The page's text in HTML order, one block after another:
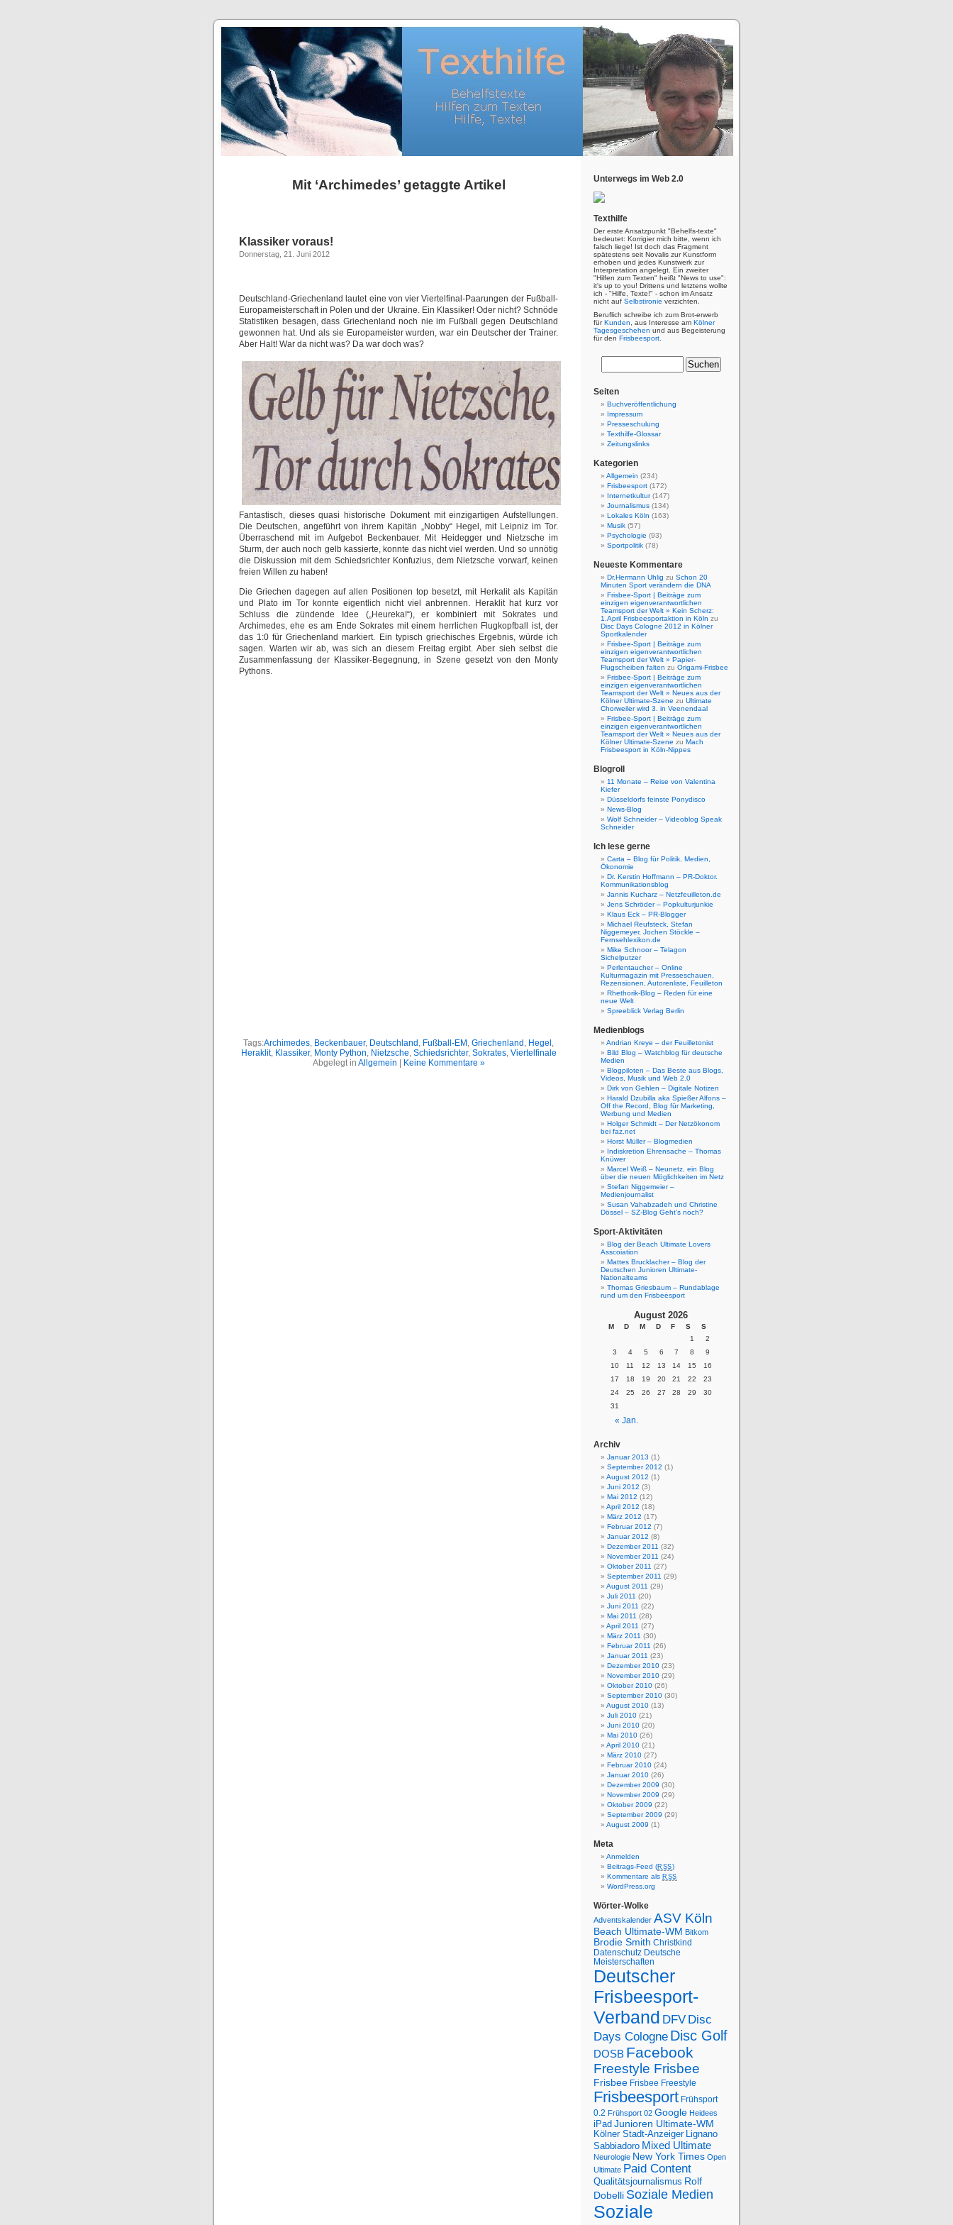
Mit ‘Archimedes’ getaggte Artikel
Klassiker voraus!
Donnerstag, 21. Juni 2012
Deutschland-Griechenland lautet eine von vier Viertelfinal-Paarungen der Fußball-
Europameisterschaft in Polen und der Ukraine. Ein Klassiker! Oder nicht? Schnöde
Statistiken besagen, dass Griechenland noch nie im Fußball gegen Deutschland
gewonnen hat. Und als sie Europameister wurden, war ein Deutscher der Trainer.
Aber Halt! War da nicht was? Da war doch was?
Fantastisch, dieses quasi historische Dokument mit einzigartigen Aufstellungen.
Die Deutschen, angeführt von ihrem Kapitän „Nobby“ Hegel, mit Leipniz im Tor.
Überraschend mit im Aufgebot Beckenbauer. Mit Heidegger und Nietzsche im
Sturm, der auch noch gelb kassierte, konnte das nicht viel werden. Und so unnötig
die Diskussion mit dem Schiedsrichter Konfuzius, dem Nietzsche vorwarf, keinen
freien Willen zu haben!
Die Griechen dagegen auf allen Positionen top besetzt, mit Herkalit als Kapitän
und Plato im Tor konnte eigentlich nicht viel anbrennen. Heraklit hat kurz vor
Schluss die zündende Idee („Heureka!“), er kombiniert mit Sokrates und
Archimedes, ehe es am Ende Sokrates mit einem herrlichen Flugkopfball ist, der
das 1:0 für Griechenland markiert. Ein typisch griechisches Ergebnis, würde ich
sagen. Warten wir ab, was sich an diesem Freitag ergibt. Aber sieh selbst die
Zusammenfassung der Klassiker-Begegnung, in Szene gesetzt von den Monty
Pythons.
Tags:Archimedes, Beckenbauer, Deutschland , Fußball-EM , Griechenland , Hegel ,
Heraklit, Klassiker, Monty Python, Nietzsche, Schiedsrichter, Sokrates, Viertelfinale
Abgelegt in Allgemein Keine Kommentare »
Unterwegs im Web 2.0
Texthilfe
Der erste Ansatzpunkt "Behelfs-texte"
bedeutet: Korrigier mich bitte, wenn ich
falsch liege! Ist doch das Fragment
spätestens seit Novalis zur Kunstform
erhoben und jedes Kunstwerk zur
Interpretation angelegt. Ein zweiter
"Hilfen zum Texten" heißt "News to use":
it's up to you! Drittens und letztens wollte
ich - "Hilfe, Texte!" - schon im Ansatz
nicht auf Selbstironie verzichten.
Beruflich schreibe ich zum Brot-erwerb
fürKunden , aus Interesse am Kölner
Tagesgeschehen und aus Begeisterung
für den Frisbeesport
Seiten
Buchveröffentlichung
Impressum
Presseschulung
Texthilfe-Glossar
Zeitungslinks
Kategorien
Allgemein (234)
Frisbeesport (172)
Internetkultur(147)
Journalismus (134)
Lokales Köln (163)
Musik (57)
Psychologie (93)
Sportpolitik (78)
Neueste Kommentare
Dr.Hermann Uhlig zu Schon 20
Minuten Sport verändern die DNA
Frisbee-Sport | Beiträge zum
einzigen eigenverantwortlichen
Teamsport der Welt » Kein Scherz:
1.April Frisbeesportaktion in Köln zu
Disc Days Cologne 2012 in Kölner
Sportkalender
Frisbee-Sport | Beiträge zum
einzigen eigenverantwortlichen
Teamsport der Welt » Papier-
Flugscheiben falten zu Origami-Frisbee
Frisbee-Sport | Beiträge zum
einzigen eigenverantwortlichen
Teamsport der Welt » Neues aus der
Kölner Ultimate-Szene zu Ultimate
Chorweiler wird 3. in Veenendaal
Frisbee-Sport | Beiträge zum
einzigen eigenverantwortlichen
Teamsport der Welt » Neues aus der
Kölner Ultimate-Szene zu Mach
Frisbeesport in Köln-Nippes
Blogroll
11 Monate – Reise von Valentina
Kiefer
Düsseldorfs feinste Ponydisco
News-Blog
Wolf Schneider – Videoblog Speak
Schneider
Ich lese gerne
Carta – Blog für Politik, Medien,
Ökonomie
Dr. Kerstin Hoffmann – PR-Doktor.
Kommunikationsblog
Jannis Kucharz – Netzfeuilleton.de
Jens Schröder – Popkulturjunkie
Klaus Eck – PR-Blogger
Michael Reufsteck, Stefan
Niggemeyer, Jochen Stöckle –
Fernsehlexikon.de
Mike Schnoor – Telagon
Sichelputzer
Perlentaucher – Online
Kulturmagazin mit Presseschauen,
Rezensionen, Autorenliste, Feuilleton
Rhethorik-Blog – Reden für eine
neue Welt
Spreeblick Verlag Berlin
Medienblogs
Andrian Kreye – der Feuilletonist
Bild Blog – Watchblog für deutsche
Medien
Blogpiloten – Das Beste aus Blogs,
Videos, Musik und Web 2.0
Dirk von Gehlen – Digitale Notizen
Harald Dzubilla aka Spießer Alfons –
Off the Record, Blog für Marketing,
Werbung und Medien
Holger Schmidt – Der Netzökonom
bei faz.net
Horst Müller – Blogmedien
Indiskretion Ehrensache – Thomas
Knüwer
Marcel Weiß – Neunetz, ein Blog
über die neuen Möglichkeiten im Netz
Stefan Niggemeier –
Medienjournalist
Susan Vahabzadeh und Christine
Dössel – SZ-Blog Geht's noch?
Sport-Aktivitäten
Blog der Beach Ultimate Lovers
Asscoiation
Mattes Brucklacher – Blog der
Deutschen Junioren Ultimate-
Nationalteams
Thomas Griesbaum – Rundablage
rund um den Frisbeesport
August 2026
M D M D F S S
« Jan.
1
2
3
4 5 6 7 8
9
10
11 12 13 14 15
16
17
18 19 20 21 22
23
24
25 26 27 28 29
30
31
Archiv
Januar 2013 (1)
September 2012 (1)
August 2012 (1)
Juni 2012 (3)
Mai 2012 (12)
April 2012 (18)
März 2012 (17)
Februar 2012 (7)
Januar 2012 (8)
Dezember 2011 (32)
November 2011 (24)
Oktober 2011 (27)
September 2011 (29)
August 2011 (29)
Juli 2011 (20)
Juni 2011 (22)
Mai 2011 (28)
April 2011 (27)
März 2011 (30)
Februar 2011 (26)
Januar 2011 (23)
Dezember 2010 (23)
November 2010 (29)
Oktober 2010 (26)
September 2010 (30)
August 2010 (13)
Juli 2010 (21)
Juni 2010 (20)
Mai 2010 (26)
April 2010 (21)
März 2010 (27)
Februar 2010 (24)
Januar 2010 (26)
Dezember 2009 (30)
November 2009 (29)
Oktober 2009 (22)
September 2009 (29)
August 2009 (1)
Meta
Anmelden
Beitrags-Feed (RSS)
Kommentare als RSS
WordPress.org
Wörter-Wolke
Adventskalender ASV Köln
Beach Ultimate-WM Bitkom
Brodie Smith Christkind
Datenschutz Deutsche
Meisterschaften
Deutscher
Frisbeesport-
Verband DFV Disc
Days Cologne Disc Golf
DOSB Facebook
Freestyle Frisbee
Frisbee Frisbee Freestyle
Frisbeesport Frühsport
0.2 Frühsport 02 Google Heidees
iPad Junioren Ultimate-WM
Kölner Stadt-Anzeiger Lignano
Sabbiadoro Mixed Ultimate
Neurologie New York Times Open
Ultimate Paid Content
Qualitätsjournalismus Rolf
Dobelli Soziale Medien
Soziale